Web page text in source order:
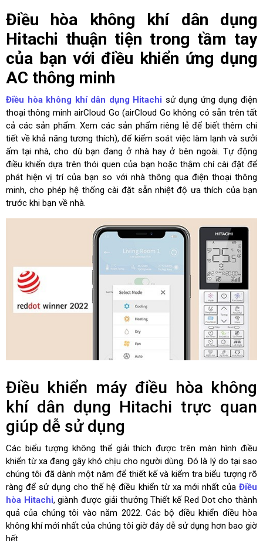
Điều hòa không khí dân dụng
Hitachi thuận tiện trong tầm tay
của bạn với điều khiển ứng dụng
AC thông minh
Điều hòa không khí dân dụng Hitachi sử dụng ứng dụng điện
thoại thông minh airCloud Go (airCloud Go không có sẵn trên tất
cả các sản phẩm. Xem các sản phẩm riêng lẻ để biết thêm chi
tiết về khả năng tương thích), để kiểm soát việc làm lạnh và sưởi
ấm tại nhà, cho dù bạn đang ở nhà hay ở bên ngoài. Tự động
điều khiển dựa trên thói quen của bạn hoặc thậm chí cài đặt để
phát hiện vị trí của bạn so với nhà thông qua điện thoại thông
minh, cho phép hệ thống cài đặt sẵn nhiệt độ ưa thích của bạn
trước khi bạn về nhà.
Điều khiển máy điều hòa không
khí dân dụng Hitachi trực quan
giúp dễ sử dụng
Các biểu tượng không thể giải thích được trên màn hình điều
khiển từ xa đang gây khó chịu cho người dùng. Đó là lý do tại sao
chúng tôi đã dành một năm để thiết kế và kiểm tra biểu tượng rõ
ràng để sử dụng cho thế hệ điều khiển từ xa mới nhất của Điều
hòa Hitachi, giành được giải thưởng Thiết kế Red Dot cho thành
quả của chúng tôi vào năm 2022. Các bộ điều khiển điều hòa
không khí mới nhất của chúng tôi giờ đây dễ sử dụng hơn bao giờ
hết.